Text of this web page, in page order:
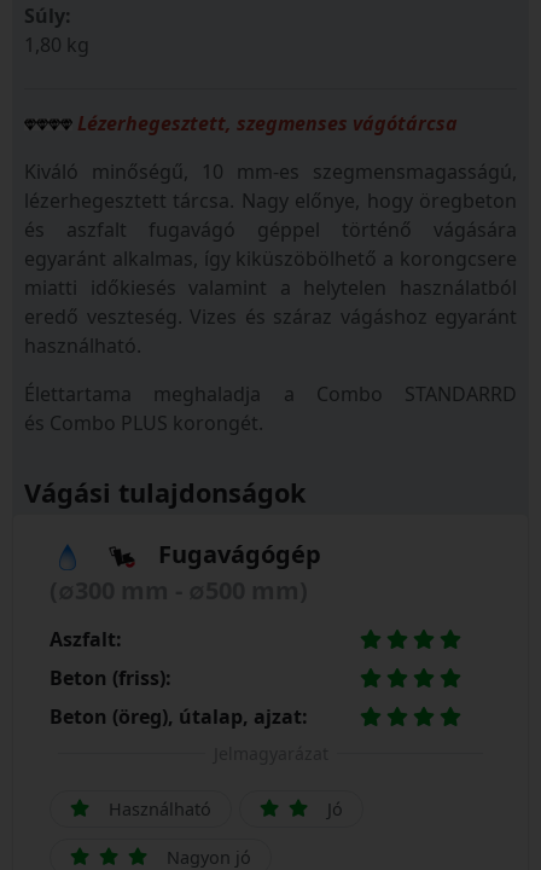
Súly:
1,80 kg
Lézerhegesztett, szegmenses vágótárcsa
Kiváló minőségű, 10 mm-es szegmensmagasságú,
lézerhegesztett tárcsa. Nagy előnye, hogy öregbeton
és aszfalt fugavágó géppel történő vágására
egyaránt alkalmas, így kiküszöbölhető a korongcsere
miatti időkiesés valamint a helytelen használatból
eredő veszteség. Vizes és száraz vágáshoz egyaránt
használható.
Élettartama meghaladja a Combo STANDARRD
és Combo PLUS korongét.
Vágási tulajdonságok
Fugavágógép
Aszfalt:
Beton (friss):
Beton (öreg), útalap, ajzat:
Használható Jó
Nagyon jó